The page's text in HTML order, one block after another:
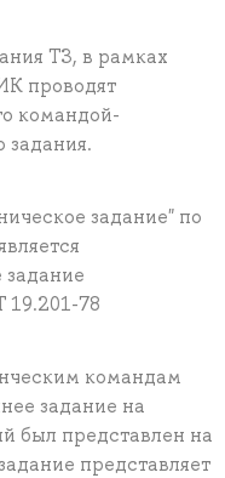
ТЗ, в рамках
проводят
командой-
задание" по
19.201-78
командам
задание на
был представлен на
представляет